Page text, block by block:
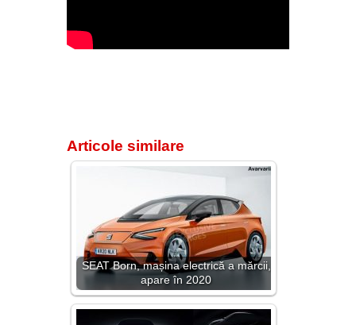
Articole similare
SEAT Born, mașina electrică a mărcii,
apare în 2020